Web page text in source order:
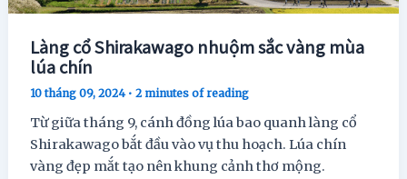
Làng cổ Shirakawago nhuộm sắc vàng mùa
lúa chín
10 tháng 09, 2024 •2 minutes of reading
Từ giữa tháng 9, cánh đồng lúa bao quanh làng cổ
Shirakawago bắt đầu vào vụ thu hoạch. Lúa chín
vàng đẹp mắt tạo nên khung cảnh thơ mộng.